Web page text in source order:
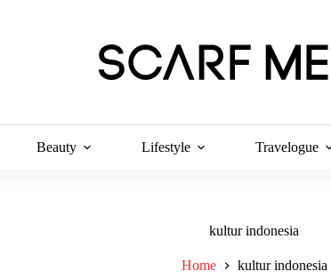
Beauty Lifestyle Travelogue
kultur indonesia
Home kultur indonesia